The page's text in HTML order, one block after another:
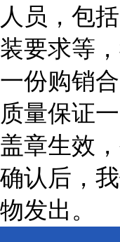
人员，包
装要求等
一份购销
质量保证
盖章生效
确认后，
物发出。